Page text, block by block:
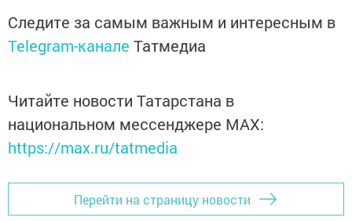
Следите за самым важным и интересным в
Telegram-канале Татмедиа
Читайте новости Татарстана в
национальном мессенджере MАХ:
https://max.ru/tatmedia
Перейти на страницу новости